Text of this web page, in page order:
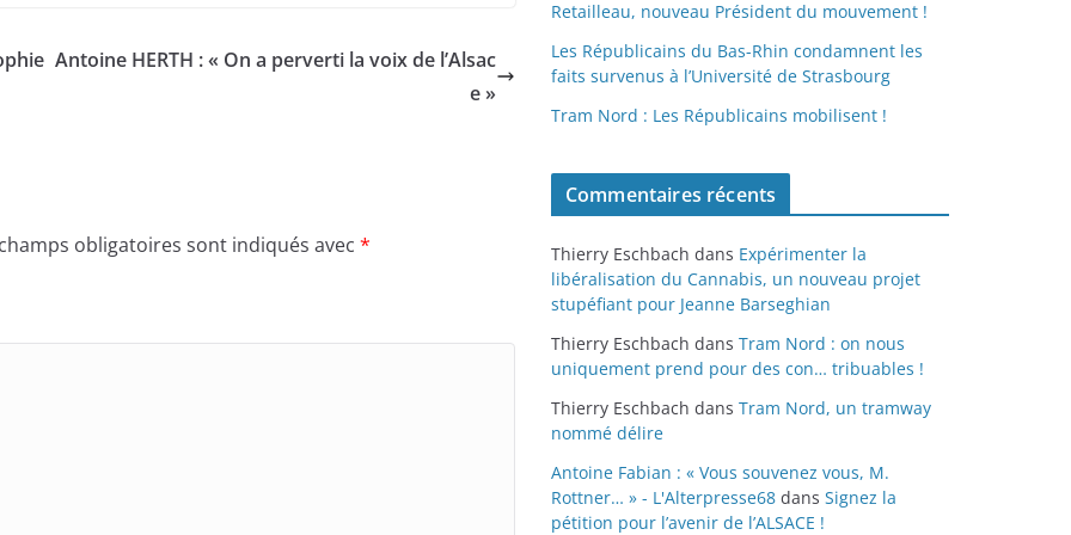
Antoine HERTH : « On a perverti la voix de l’Alsac
e »
obligatoires sont indiqués avec *
Retailleau, nouveau Président du mouvement !
Les Républicains du Bas-Rhin condamnent les
faits survenus à l’Université de Strasbourg
Tram Nord : Les Républicains mobilisent !
Commentaires récents
Thierry Eschbach dans Expérimenter la
libéralisation du Cannabis, un nouveau projet
stupéfiant pour Jeanne Barseghian
Thierry Eschbach dans Tram Nord : on nous
uniquement prend pour des con… tribuables !
Thierry Eschbach dans Tram Nord, un tramway
nommé délire
Antoine Fabian : « Vous souvenez vous, M.
Rottner… » - L'Alterpresse68 dans Signez la
pétition pour l’avenir de l’ALSACE !